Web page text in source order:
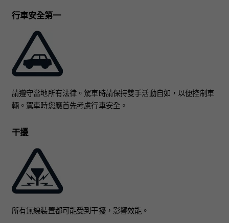
行車安全第一
請遵守當地所有法律。駕車時請保持雙手活動自如，以便控制車
輛。駕車時您應首先考慮行車安全。
干擾
所有無線裝置都可能受到干擾，影響效能。